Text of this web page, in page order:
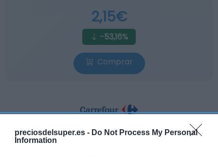
preciosdelsuper.es - Do Not Process My Personal
Information
2,15€
-53,16%
Comprar
CARREFOUR